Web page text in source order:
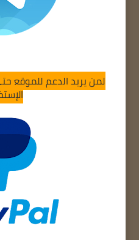
لمن يريد الدعم للموقع